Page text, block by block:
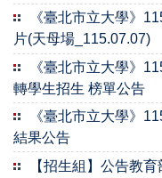
《臺北市立大學》
片(天母場_115.07.07)
《臺北市立大學》
轉學生招生 榜單公告
《臺北市立大學》
結果公告
【招生組】公告教